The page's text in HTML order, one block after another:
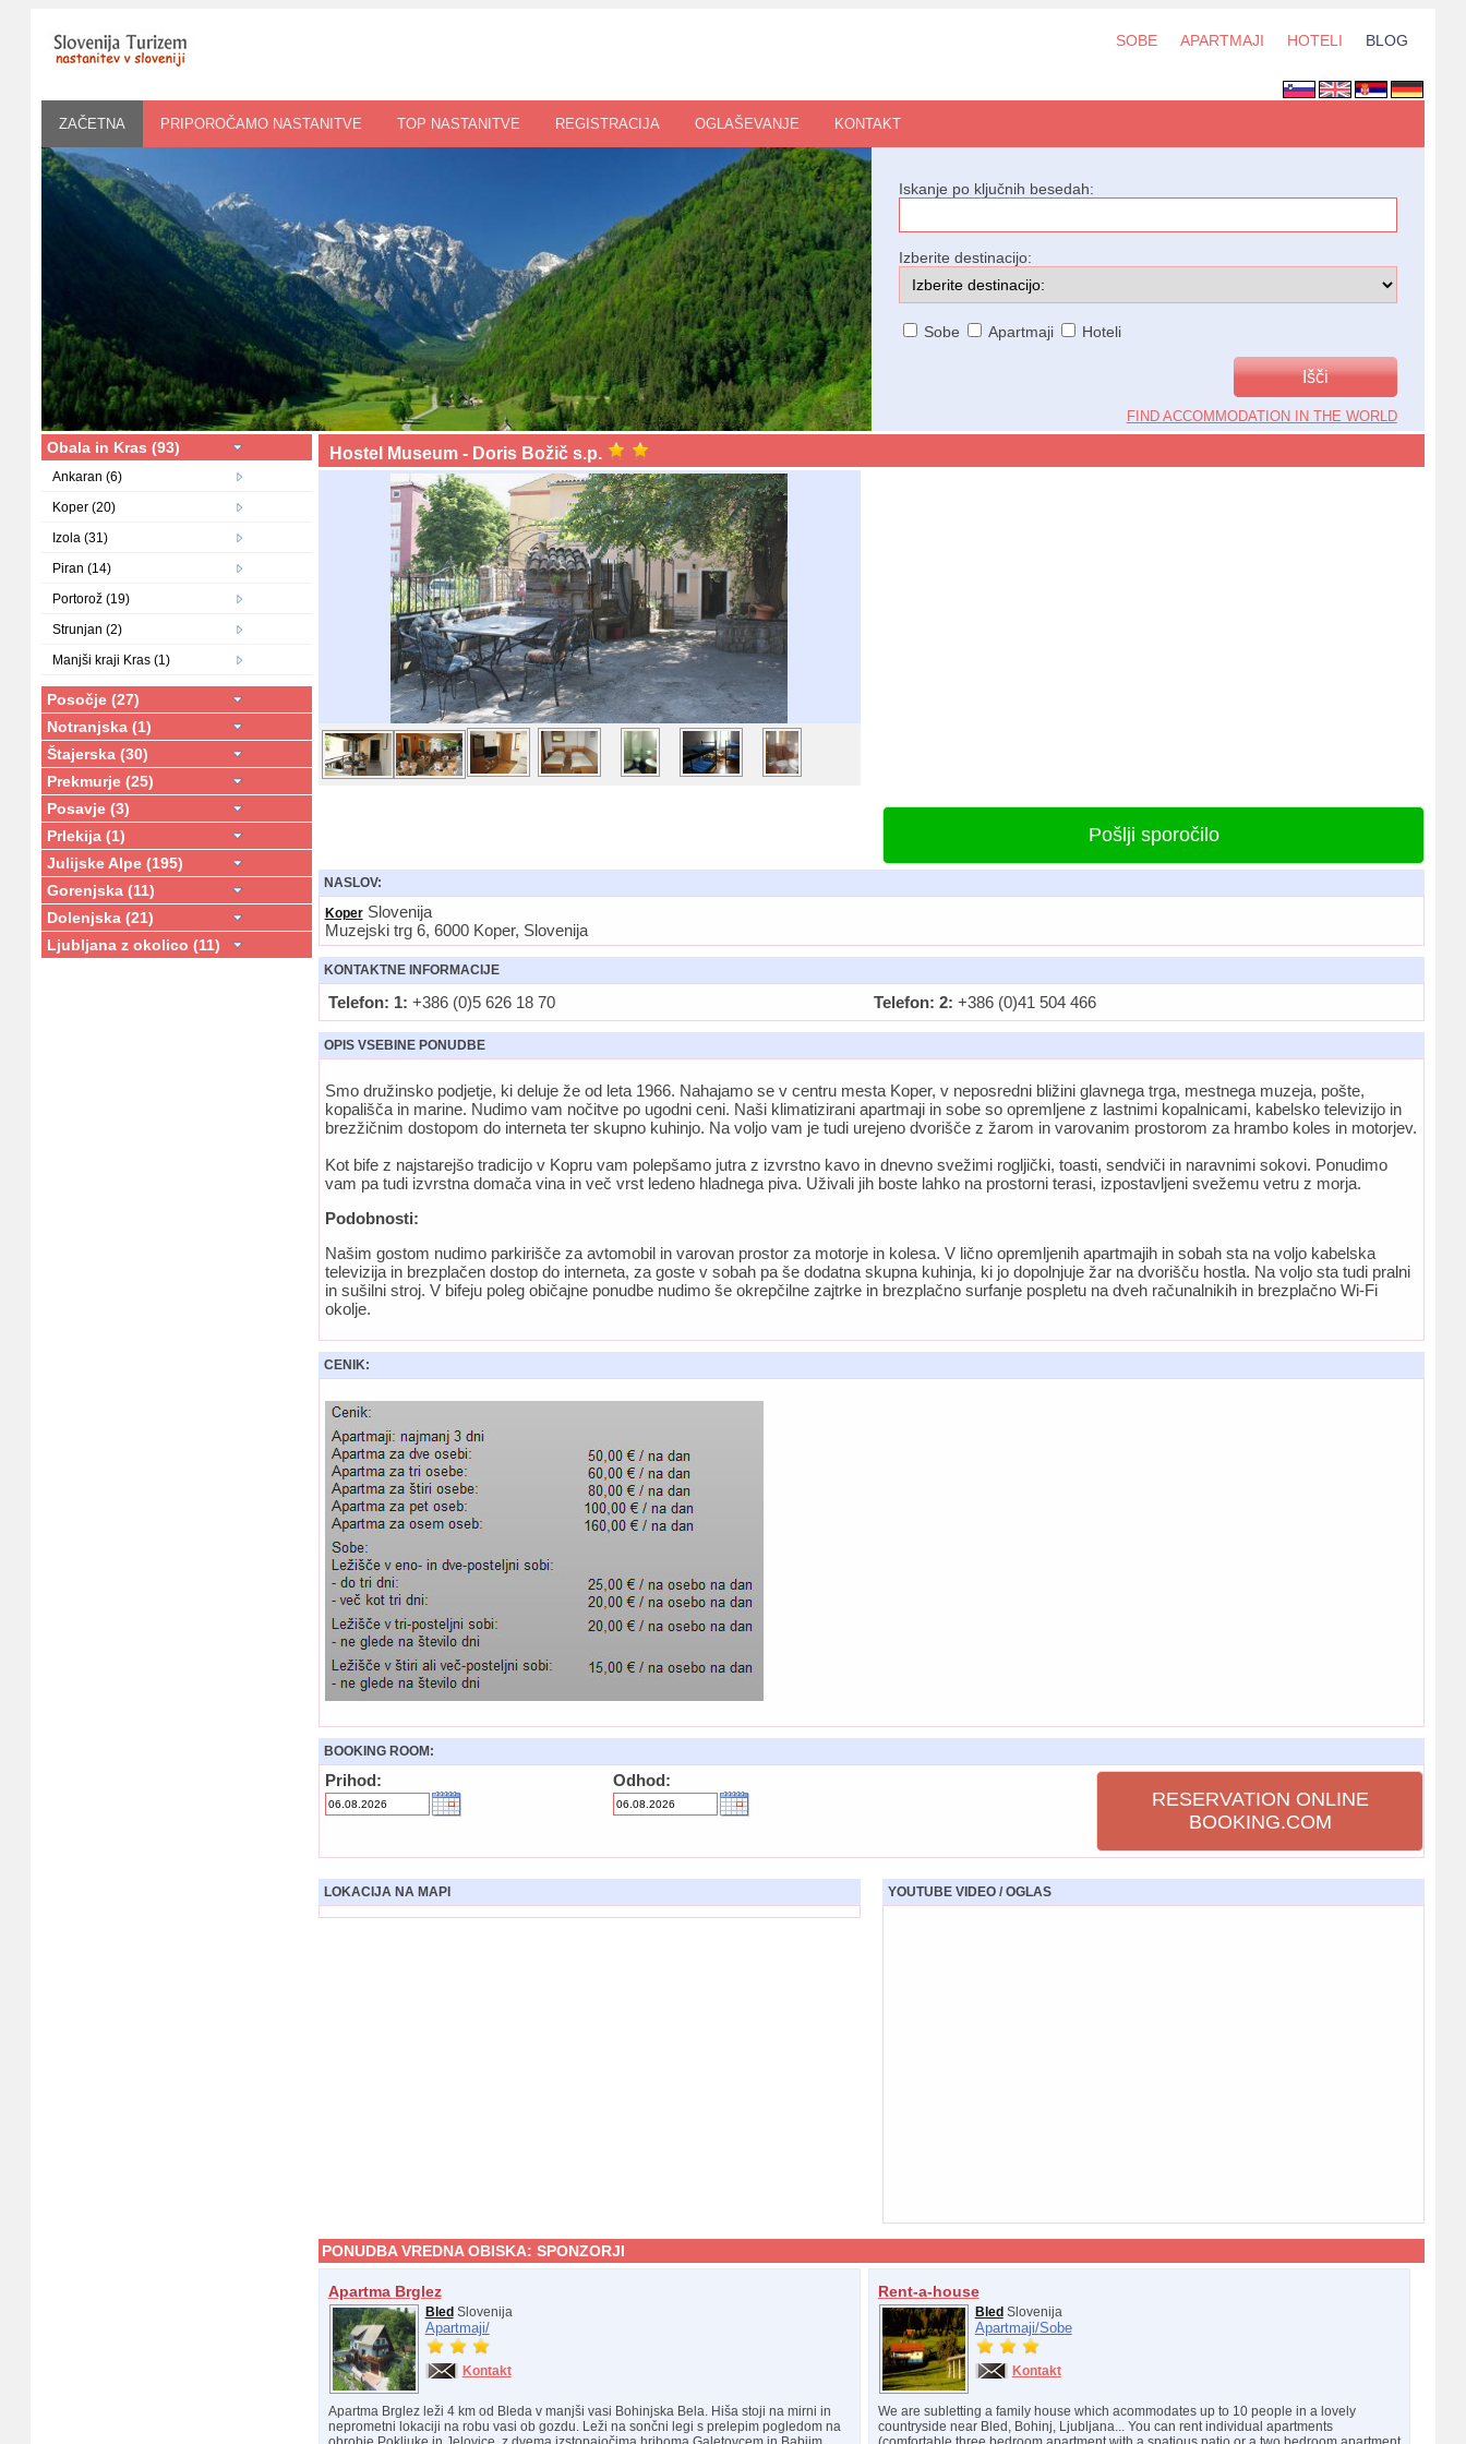
SOBE APARTMAJI HOTELI BLOG
ZAČETNA PRIPOROČAMO NASTANITVE TOP NASTANITVE REGISTRACIJA OGLAŠEVANJE KONTAKT
Iskanje po ključnih besedah:
Izberite destinacijo:
Sobe Apartmaji Hoteli
FIND ACCOMMODATION IN THE WORLD
Obala in Kras (93)
Ankaran (6)
Koper (20)
Izola (31)
Piran (14)
Portorož (19)
Strunjan (2)
Manjši kraji Kras (1)
Posočje (27)
Notranjska (1)
Štajerska (30)
Prekmurje (25)
Posavje (3)
Prlekija (1)
Julijske Alpe (195)
Gorenjska (11)
Dolenjska (21)
Ljubljana z okolico (11)
Hostel Museum - Doris Božič s.p.
Pošlji sporočilo
NASLOV:
KoperSlovenija
Muzejski trg 6, 6000 Koper, Slovenija
KONTAKTNE INFORMACIJE
Telefon: 1: +386 (0)5 626 18 70 Telefon: 2: +386 (0)41 504 466
OPIS VSEBINE PONUDBE
Smo družinsko podjetje, ki deluje že od leta 1966. Nahajamo se v centru mesta Koper, v neposredni bližini glavnega trga, mestnega muzeja, pošte,
kopališča in marine. Nudimo vam nočitve po ugodni ceni. Naši klimatizirani apartmaji in sobe so opremljene z lastnimi kopalnicami, kabelsko televizijo in
brezžičnim dostopom do interneta ter skupno kuhinjo. Na voljo vam je tudi urejeno dvorišče z žarom in varovanim prostorom za hrambo koles in motorjev.
Kot bife z najstarejšo tradicijo v Kopru vam polepšamo jutra z izvrstno kavo in dnevno svežimi rogljički, toasti, sendviči in naravnimi sokovi. Ponudimo
vam pa tudi izvrstna domača vina in več vrst ledeno hladnega piva. Uživali jih boste lahko na prostorni terasi, izpostavljeni svežemu vetru z morja.
Podobnosti:
Podrobnosti
Našim gostom nudimo parkirišče za avtomobil in varovan prostor za motorje in kolesa. V lično opremljenih apartmajih in sobah sta na voljo kabelska
televizija in brezplačen dostop do interneta, za goste v sobah pa še dodatna skupna kuhinja, ki jo dopolnjuje žar na dvorišču hostla. Na voljo sta tudi pralni
in sušilni stroj. V bifeju poleg običajne ponudbe nudimo še okrepčilne zajtrke in brezplačno surfanje pospletu na dveh računalnikih in brezplačno Wi-Fi
okolje.
CENIK:
BOOKING ROOM:
Prihod: Odhod:
RESERVATION ONLINE
BOOKING.COM
LOKACIJA NA MAPI YOUTUBE VIDEO / OGLAS
PONUDBA VREDNA OBISKA: SPONZORJI
Apartma Brglez
Bled Slovenija
Apartmaji/
Kontakt
Apartma Brglez leži 4 km od Bleda v manjši vasi Bohinjska Bela. Hiša stoji na mirni in
neprometni lokaciji na robu vasi ob gozdu. Leži na sončni legi s prelepim pogledom na
Rent-a-house
Bled Slovenija
Apartmaji/Sobe
Kontakt
We are subletting a family house which acommodates up to 10 people in a lovely
countryside near Bled, Bohinj, Ljubljana... You can rent individual apartments